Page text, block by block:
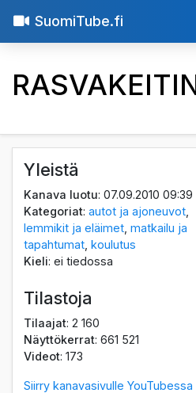
SuomiTube.fi
Yleistä
Kanava luotu: 07.09.2010 09:39
Kategoriat:autot ja ajoneuvot
lemmikit ja eläimet ,matkailu ja
tapahtumat ,koulutus
Kieli: ei tiedossa
Tilastoja
Tilaajat: 2 160
Näyttökerrat: 661 521
Videot: 173
Siirry kanavasivulle YouTubessa